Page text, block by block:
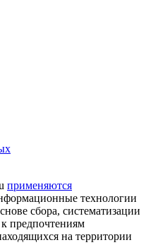
применяются
технологии
сбора, систематизации
предпочтениям
на территории